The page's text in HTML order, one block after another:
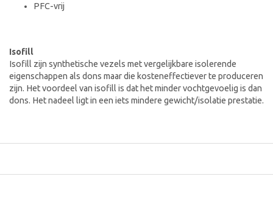
PFC-vrij
Isofill
Isofill zijn synthetische vezels met vergelijkbare isolerende
eigenschappen als dons maar die kosteneffectiever te produceren
zijn. Het voordeel van isofill is dat het minder vochtgevoelig is dan
dons. Het nadeel ligt in een iets mindere gewicht/isolatie prestatie.